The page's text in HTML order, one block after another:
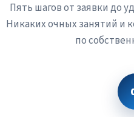
Пять шагов от заявки до
Никаких очных занятий и
по